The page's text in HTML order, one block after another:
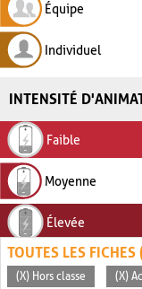
Équipe
Individuel
INTENSITÉ
Faible
Moyenne
Élevée
TOUTES LES FICHES
(X) Hors classe (X)